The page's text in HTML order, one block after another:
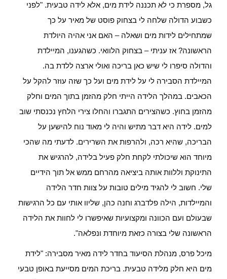
גל, מספרת כי לא תכננה לידת מים, אלא לידה טבעית. "לפני
כשבוע הדולה שלחה לי בצחוק פוסט של מאיר על כך
שמתחילים לידות מים ושאלה – האם אני אהיה היולדת
הראשונה? אז עניתי – בצחוק הלוואי. כשהגענו, המיילדת
והדולה סיפרו לי שיש כאן בריכה ואולי ארצה ללדת בה.
המיילדת הסבירה לי על לידת מים ועל כך שזה עוזר להקל על
הכאבים. במהלך הלידה הייתי חלק מהזמן בתוך המים וחלק
מהזמן בחוץ. כשהצירים התגברו והחלו צירי הלחץ נכנסתי שוב
למים. לידה היא דבר מתיש והיה לי מאוד נוח להישען על
הבריכה, שהיא רכה, ולהרפות את השרירים. לדעתי מה שהכי
מיוחד הוא שיכולתי לקחת חלק פעיל בלידה, להרגיש את
התינוקת וללוות אותה ביציאה מהרחם ממש אל תוך הידיים
שלי. חשוב לי להגיד מילים טובות על צוות חדר הלידה
והמיילדות, הילה פלדברג וחנה כהן, שליוו אותי עם כל הרגישות
שבעולם ועם הכוונה ומקצועיות שאיפשרו לי לחוות את הלידה
הראשונה שלי בצורה כזאת מיוחדת ונפלאה".
מיכל פרס, מנהלת הסיעוד בחדר לידה מאיר מסבירה: "לידת
מים היא חלק מלידה טבעית. בריכת המים מסייעת באופן טבעי